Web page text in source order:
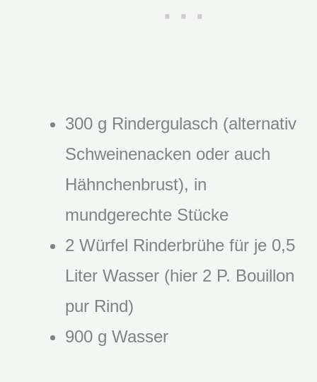
300 g Rindergulasch (alternativ
Schweinenacken oder auch
Hähnchenbrust), in
mundgerechte Stücke
2 Würfel Rinderbrühe für je 0,5
Liter Wasser (hier 2 P. Bouillon
pur Rind)
900 g Wasser